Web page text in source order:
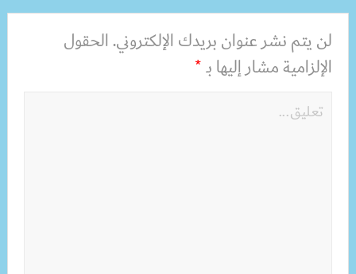
لن يتم نشر عنوان بريدك الإلكتروني.الحقول
الإلزامية مشار إليها بـ*